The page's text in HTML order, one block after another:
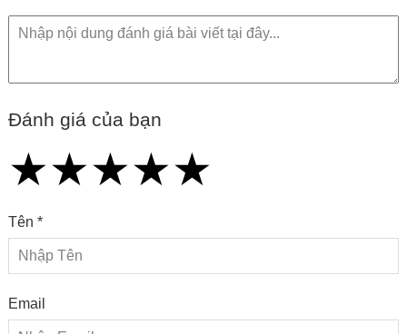
Đánh giá của bạn
★
★★
★★★
★★★★
★★★★★
Tên *
Email